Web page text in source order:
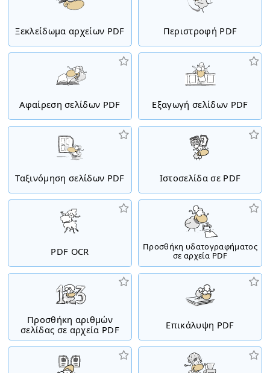
Ξεκλείδωμα αρχείων PDF Περιστροφή PDF
Αφαίρεση σελίδων PDF Εξαγωγή σελίδων PDF
Ταξινόμηση σελίδων PDF Ιστοσελίδα σε PDF
PDF OCR
Προσθήκη υδατογραφήματος
σε αρχεία PDF
Προσθήκη αριθμών
σελίδας σε αρχεία PDF
Επικάλυψη PDF